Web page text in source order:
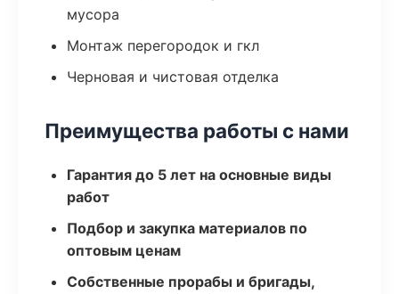
мусора
Монтаж перегородок и гкл
Черновая и чистовая отделка
Преимущества работы с нами
Гарантия до 5 лет на основные виды
работ
Подбор и закупка материалов по
оптовым ценам
Собственные прорабы и бригады,